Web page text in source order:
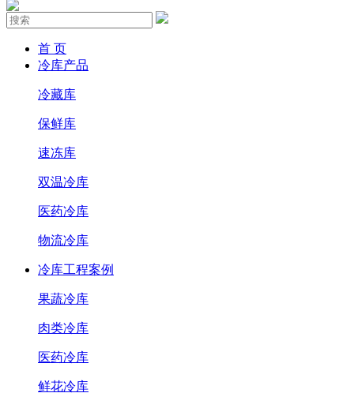
首 页
冷库产品
冷藏库
保鲜库
速冻库
双温冷库
医药冷库
物流冷库
冷库工程案例
果蔬冷库
肉类冷库
医药冷库
鲜花冷库